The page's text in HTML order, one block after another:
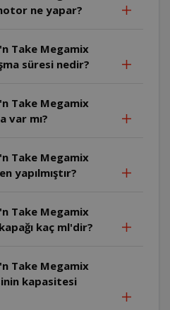
ne yapar?
Take Megamix
süresi nedir?
Take Megamix
var mı?
Take Megamix
yapılmıştır?
Take Megamix
kaç ml'dir?
Take Megamix
kapasitesi